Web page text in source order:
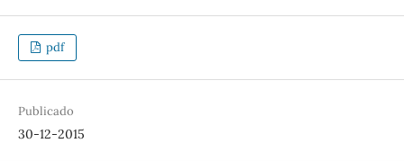
pdf
Publicado
30-12-2015